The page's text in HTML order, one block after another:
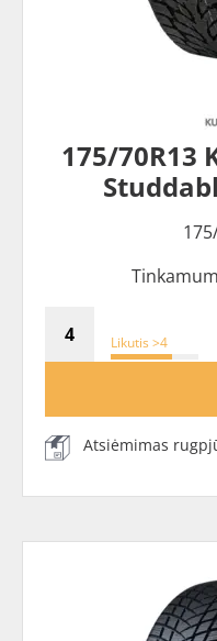
175/70R13
Likutis >4
Atsiėmimas